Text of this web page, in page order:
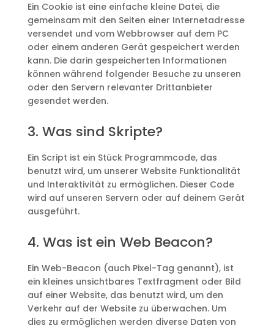
Ein Cookie ist eine einfache kleine Datei, die
gemeinsam mit den Seiten einer Internetadresse
versendet und vom Webbrowser auf dem PC
oder einem anderen Gerät gespeichert werden
kann. Die darin gespeicherten Informationen
können während folgender Besuche zu unseren
oder den Servern relevanter Drittanbieter
gesendet werden.
3. Was sind Skripte?
Ein Script ist ein Stück Programmcode, das
benutzt wird, um unserer Website Funktionalität
und Interaktivität zu ermöglichen. Dieser Code
wird auf unseren Servern oder auf deinem Gerät
ausgeführt.
4. Was ist ein Web Beacon?
Ein Web-Beacon (auch Pixel-Tag genannt), ist
ein kleines unsichtbares Textfragment oder Bild
auf einer Website, das benutzt wird, um den
Verkehr auf der Website zu überwachen. Um
dies zu ermöglichen werden diverse Daten von